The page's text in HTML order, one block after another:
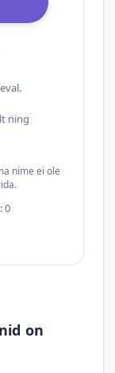
ning
nime ei ole
0
on